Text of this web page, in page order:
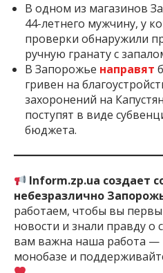
В одном из магазинов
44-летнего мужчину, у
проверки обнаружили
ручную гранату с
В Запорожье направят
гривен на
захоронений на
поступят в виде
бюджета.
Inform.zp.ua создает
небезразлично
работаем, чтобы вы
новости и знали правду о
вам важна наша работа —
монобазе и